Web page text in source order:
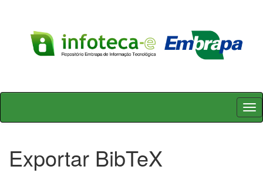
Skip
Exportar BibTeX